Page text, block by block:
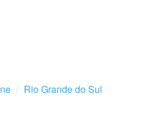
Rio Grande do Sul